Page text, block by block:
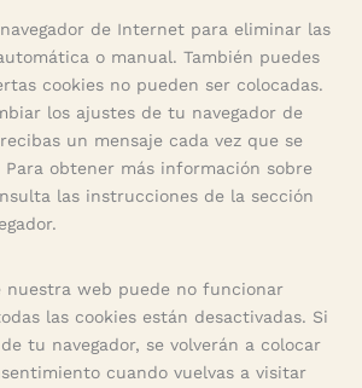
de Internet para eliminar las
o manual. También puedes
cookies no pueden ser colocadas.
los ajustes de tu navegador de
un mensaje cada vez que se
Para obtener más información sobre
las instrucciones de la sección
nuestra web puede no funcionar
las cookies están desactivadas. Si
tu navegador, se volverán a colocar
cuando vuelvas a visitar